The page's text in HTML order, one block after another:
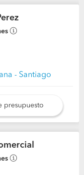
- Santiago
presupuesto